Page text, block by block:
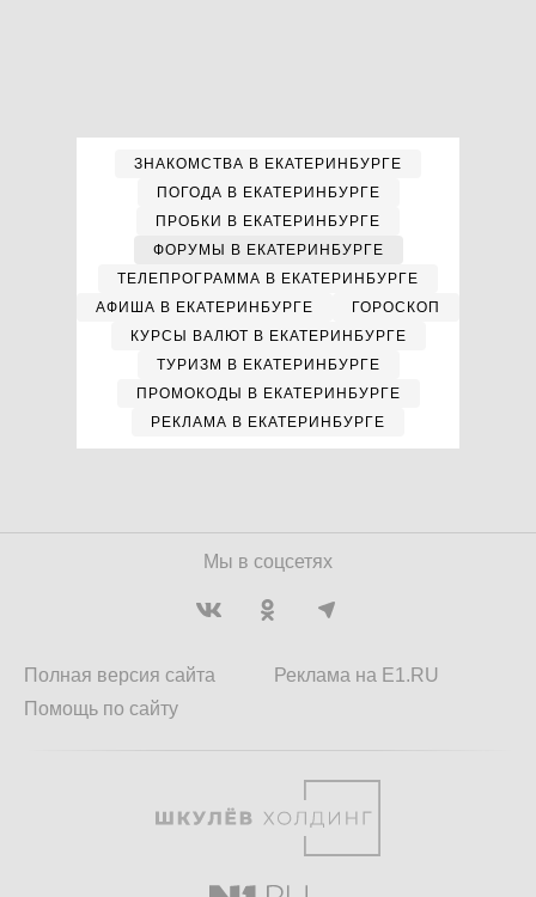
ЗНАКОМСТВА В ЕКАТЕРИНБУРГЕ
ПОГОДА В ЕКАТЕРИНБУРГЕ
ПРОБКИ В ЕКАТЕРИНБУРГЕ
ФОРУМЫ В ЕКАТЕРИНБУРГЕ
ТЕЛЕПРОГРАММА В ЕКАТЕРИНБУРГЕ
АФИША В ЕКАТЕРИНБУРГЕ
ГОРОСКОП
КУРСЫ ВАЛЮТ В ЕКАТЕРИНБУРГЕ
ТУРИЗМ В ЕКАТЕРИНБУРГЕ
ПРОМОКОДЫ В ЕКАТЕРИНБУРГЕ
РЕКЛАМА В ЕКАТЕРИНБУРГЕ
Мы в соцсетях
Полная версия сайта
Помощь по сайту
Реклама на E1.RU